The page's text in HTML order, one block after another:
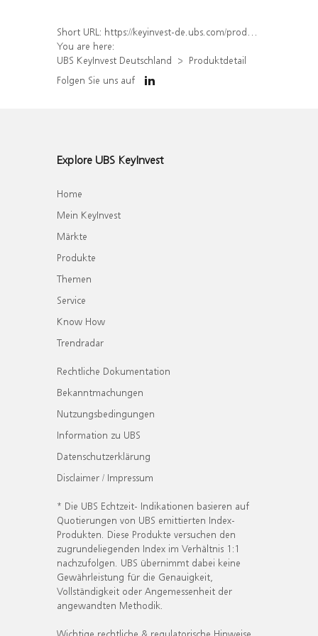
Short URL: https://keyinvest-de.ubs.com/produkt/detail/index/isin/DE000WA8AZM6
You are here:
UBS KeyInvest Deutschland
Produktdetail
Folgen Sie uns auf
Explore UBS KeyInvest
Home
Mein KeyInvest
Märkte
Produkte
Themen
Service
Know How
Trendradar
Rechtliche Dokumentation
Bekanntmachungen
Nutzungsbedingungen
Information zu UBS
Datenschutzerklärung
Disclaimer / Impressum
* Die UBS Echtzeit- Indikationen basieren auf
Quotierungen von UBS emittierten Index-
Produkten. Diese Produkte versuchen den
zugrundeliegenden Index im Verhältnis 1:1
nachzufolgen. UBS übernimmt dabei keine
Gewährleistung für die Genauigkeit,
Vollständigkeit oder Angemessenheit der
angewandten Methodik.